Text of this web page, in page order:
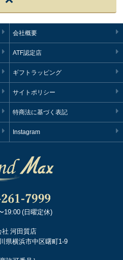
会社概要
ATF認定店
ギフトラッピング
サイトポリシー
特商法に基づく表記
Instagram
19:00 (日曜定休)
社 河田質店
県横浜市中区曙町1-9